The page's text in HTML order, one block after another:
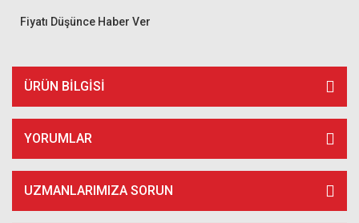
Fiyatı Düşünce Haber Ver
ÜRÜN BILGISI
YORUMLAR
UZMANLARIMIZA SORUN